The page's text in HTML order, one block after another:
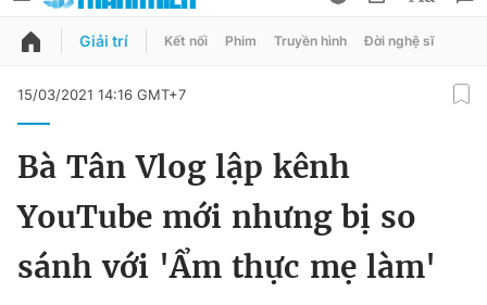
QUẢNG CÁO
Chuyên mục khác
Tin 24h
Đổi mật khẩu
Tin đã lưu
Tin đã xem
Giải trí Kết nối Phim Truyền hình Đời nghệ sĩ
15/03/2021 14:16 GMT+7
Bà Tân Vlog lập kênh
YouTube mới nhưng bị so
sánh với 'Ẩm thực mẹ làm'